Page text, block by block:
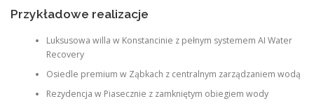
Przykładowe realizacje
Luksusowa willa w Konstancinie z pełnym systemem AI Water
Recovery
Osiedle premium w Ząbkach z centralnym zarządzaniem wodą
Rezydencja w Piasecznie z zamkniętym obiegiem wody